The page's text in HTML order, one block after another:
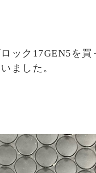
ック17GEN5を買
ました。